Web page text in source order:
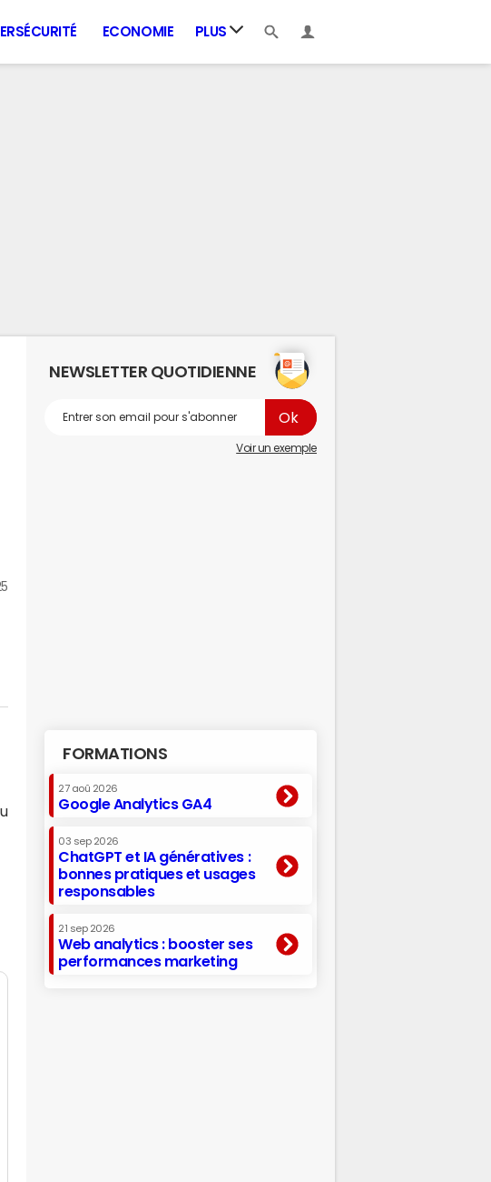
ECONOMIE PLUS
NEWSLETTER QUOTIDIENNE
Voir un exemple
FORMATIONS
27 aoû 2026
Google Analytics GA4
03 sep 2026
ChatGPT et IA génératives :
bonnes pratiques et usages
responsables
21 sep 2026
Web analytics : booster ses
performances marketing